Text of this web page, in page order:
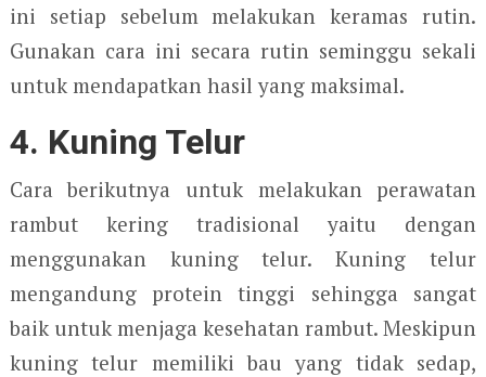
ini setiap sebelum melakukan keramas rutin.
Gunakan cara ini secara rutin seminggu sekali
untuk mendapatkan hasil yang maksimal.
4. Kuning Telur
Cara berikutnya untuk melakukan perawatan
rambut kering tradisional yaitu dengan
menggunakan kuning telur. Kuning telur
mengandung protein tinggi sehingga sangat
baik untuk menjaga kesehatan rambut. Meskipun
kuning telur memiliki bau yang tidak sedap,